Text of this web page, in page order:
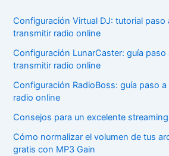
Configuración Virtual DJ: tutorial paso
transmitir radio online
Configuración LunarCaster: guía paso
transmitir radio online
Configuración RadioBoss: guía paso
radio online
Consejos para un excelente
Cómo normalizar el volumen de tus
gratis con MP3 Gain